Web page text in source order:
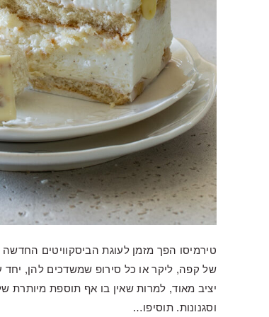
טירמיסו הפך מזמן לעוגת הביסקוויטים החדשה
של קפה, ליקר או כל סירופ שמשדכים להן,
יציב מאוד, למרות שאין בו אף תוספת מיותרת
וסגנונות. תוסיפו…